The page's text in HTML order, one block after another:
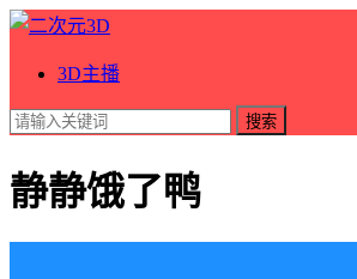
3D主播
搜索
静静饿了鸭